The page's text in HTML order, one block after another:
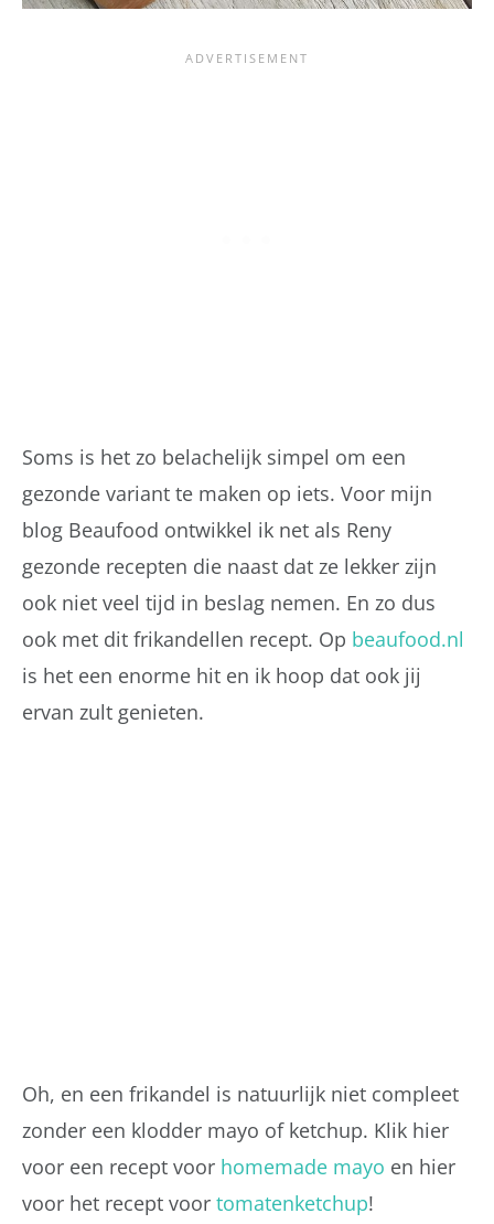
Soms is het zo belachelijk simpel om een
gezonde variant te maken op iets. Voor mijn
blog Beaufood ontwikkel ik net als Reny
gezonde recepten die naast dat ze lekker zijn
ook niet veel tijd in beslag nemen. En zo dus
ook met dit frikandellen recept. Op beaufood.nl
is het een enorme hit en ik hoop dat ook jij
ervan zult genieten.
Oh, en een frikandel is natuurlijk niet compleet
zonder een klodder mayo of ketchup. Klik hier
voor een recept voor homemade mayo en hier
voor het recept voor tomatenketchup!